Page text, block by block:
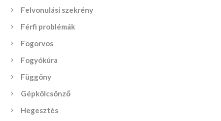
Felvonulási szekrény
Férfi problémák
Fogorvos
Fogyókúra
Függöny
Gépkölcsönző
Hegesztés